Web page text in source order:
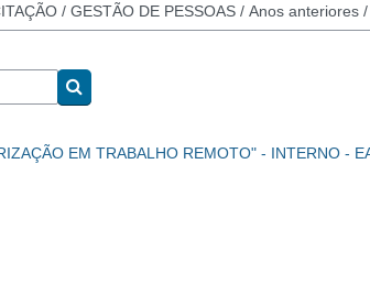
Buscar cursos
EM TRABALHO REMOTO" - INTERNO -